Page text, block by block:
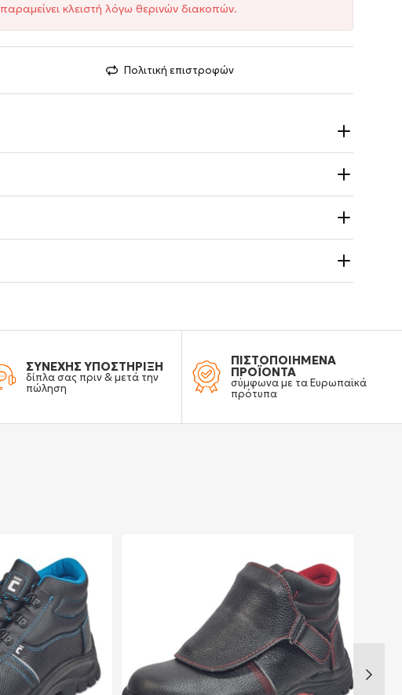
παραμείνει κλειστή λόγω θερινών διακοπών.
Πολιτική επιστροφών
ΣΥΝΕΧΗΣ ΥΠΟΣΤΗΡΙΞΗ
δίπλα σας πριν & μετά την
πώληση
ΠΙΣΤΟΠΟΙΗΜΕΝΑ
ΠΡΟΪΟΝΤΑ
σύμφωνα με τα Ευρωπαϊκά
πρότυπα